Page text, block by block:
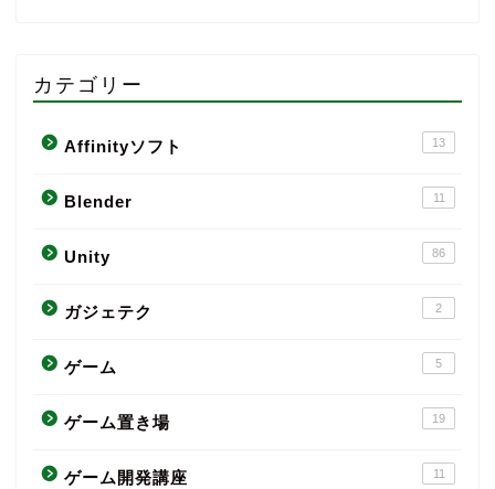
カテゴリー
Affinityソフト 13
Blender 11
Unity 86
ガジェテク 2
ゲーム 5
ゲーム置き場 19
ゲーム開発講座 11